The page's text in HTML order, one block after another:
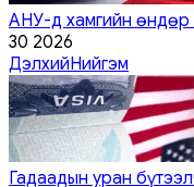
АНУ-д хамгийн өндөр
30 2026
ДэлхийНийгэм
Гадаадын уран